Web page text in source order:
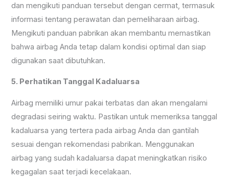
dan mengikuti panduan tersebut dengan cermat, termasuk
informasi tentang perawatan dan pemeliharaan airbag.
Mengikuti panduan pabrikan akan membantu memastikan
bahwa airbag Anda tetap dalam kondisi optimal dan siap
digunakan saat dibutuhkan.
5. Perhatikan Tanggal Kadaluarsa
Airbag memiliki umur pakai terbatas dan akan mengalami
degradasi seiring waktu. Pastikan untuk memeriksa tanggal
kadaluarsa yang tertera pada airbag Anda dan gantilah
sesuai dengan rekomendasi pabrikan. Menggunakan
airbag yang sudah kadaluarsa dapat meningkatkan risiko
kegagalan saat terjadi kecelakaan.